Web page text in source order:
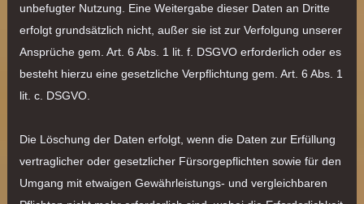
unbefugter Nutzung. Eine Weitergabe dieser Daten an Dritte
erfolgt grundsätzlich nicht, außer sie ist zur Verfolgung unserer
Ansprüche gem. Art. 6 Abs. 1 lit. f. DSGVO erforderlich oder es
besteht hierzu eine gesetzliche Verpflichtung gem. Art. 6 Abs. 1
lit. c. DSGVO.
Die Löschung der Daten erfolgt, wenn die Daten zur Erfüllung
vertraglicher oder gesetzlicher Fürsorgepflichten sowie für den
Umgang mit etwaigen Gewährleistungs- und vergleichbaren